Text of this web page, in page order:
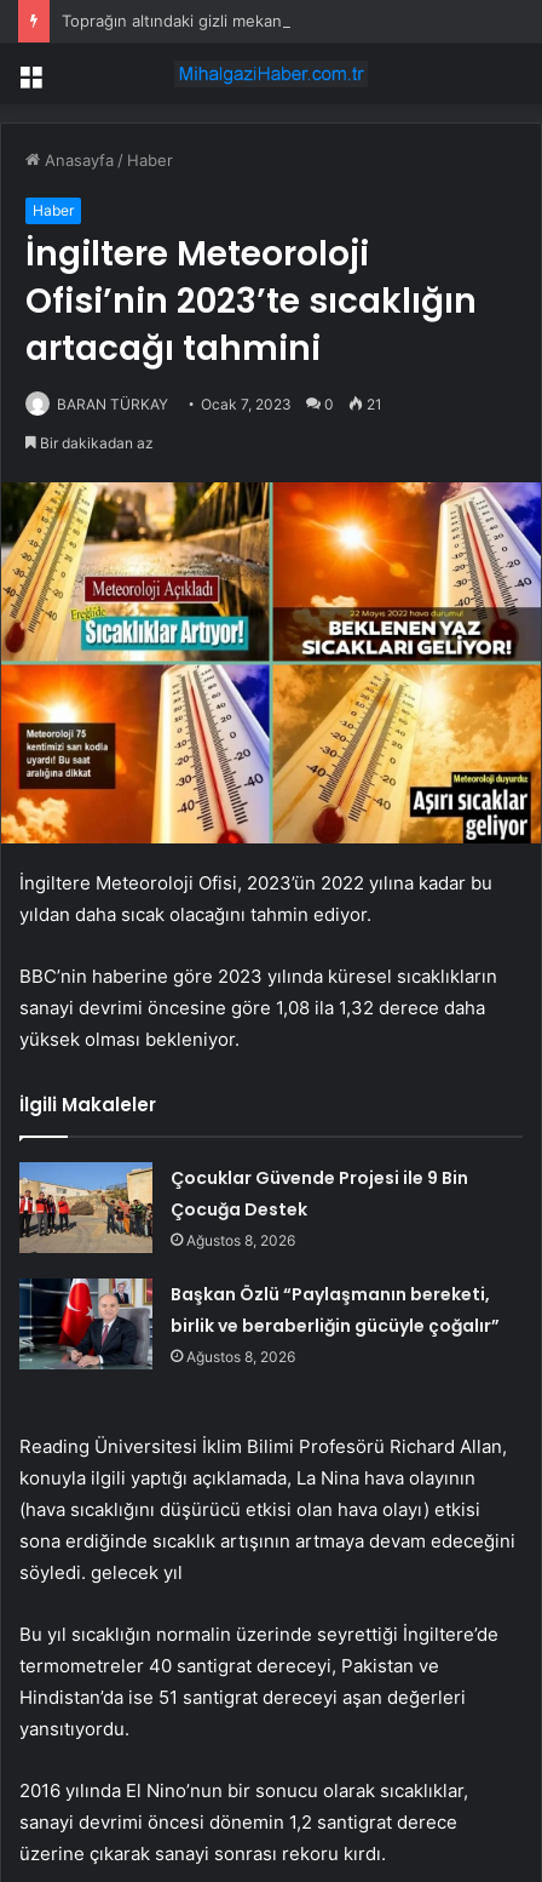
Menü
Anasayfa / Haber
Haber
İngiltere Meteoroloji
Ofisi’nin 2023’te sıcaklığın
artacağı tahmini
BARAN TÜRKAY Ocak 7, 2023 0 21
Bir dakikadan az
İngiltere Meteoroloji Ofisi, 2023’ün 2022 yılına kadar bu
yıldan daha sıcak olacağını tahmin ediyor.
BBC’nin haberine göre 2023 yılında küresel sıcaklıkların
sanayi devrimi öncesine göre 1,08 ila 1,32 derece daha
yüksek olması bekleniyor.
İlgili Makaleler
Çocuklar Güvende Projesi ile 9 Bin
Çocuğa Destek
Ağustos 8, 2026
Başkan Özlü “Paylaşmanın bereketi,
birlik ve beraberliğin gücüyle çoğalır”
Ağustos 8, 2026
Reading Üniversitesi İklim Bilimi Profesörü Richard Allan,
konuyla ilgili yaptığı açıklamada, La Nina hava olayının
(hava sıcaklığını düşürücü etkisi olan hava olayı) etkisi
sona erdiğinde sıcaklık artışının artmaya devam edeceğini
söyledi. gelecek yıl
Bu yıl sıcaklığın normalin üzerinde seyrettiği İngiltere’de
termometreler 40 santigrat dereceyi, Pakistan ve
Hindistan’da ise 51 santigrat dereceyi aşan değerleri
yansıtıyordu.
2016 yılında El Nino’nun bir sonucu olarak sıcaklıklar,
sanayi devrimi öncesi dönemin 1,2 santigrat derece
üzerine çıkarak sanayi sonrası rekoru kırdı.